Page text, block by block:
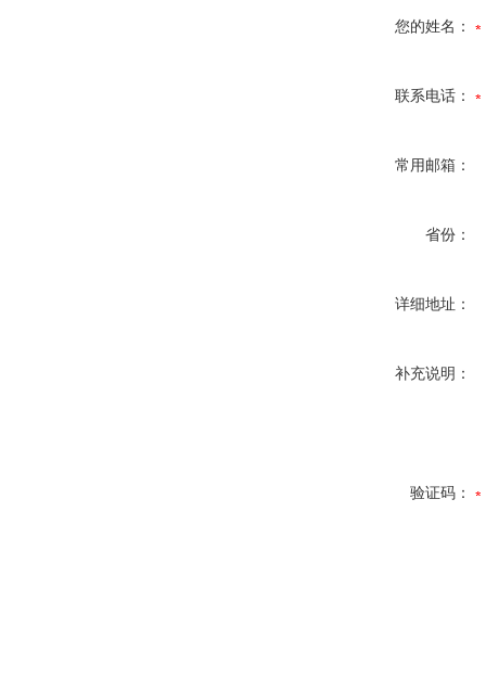
您的姓名：
联系电话：
常用邮箱：
省份：
详细地址：
补充说明：
验证码：